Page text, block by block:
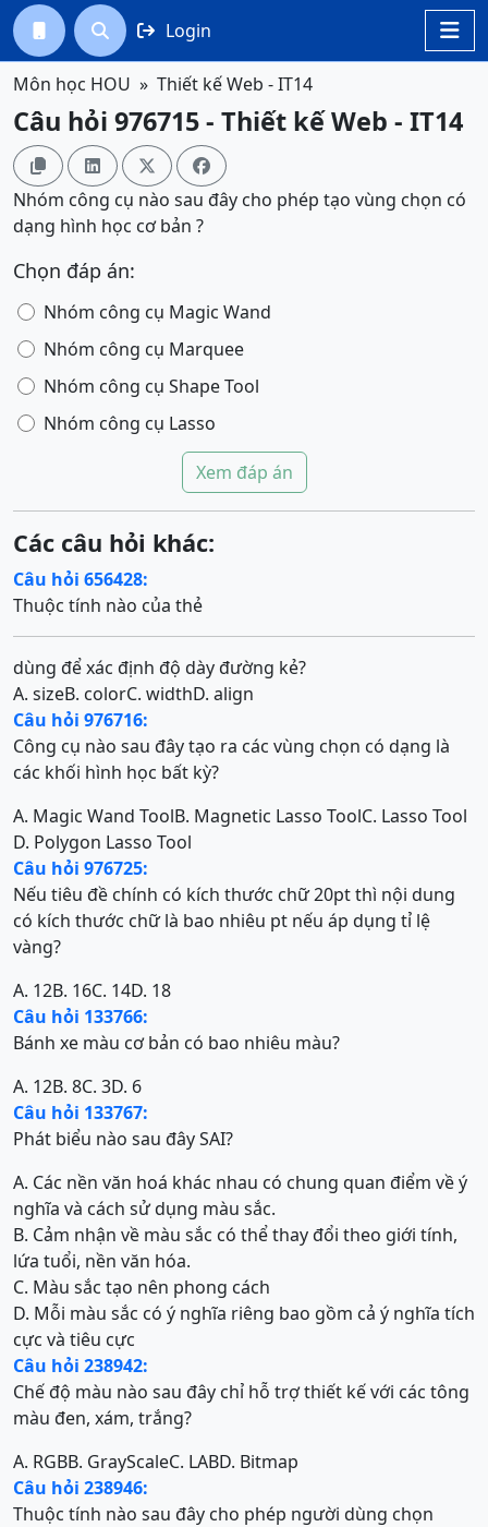

  Login
Môn học HOU Thiết kế Web - IT14
Câu hỏi 976715 - Thiết kế Web - IT14
   
Nhóm công cụ nào sau đây cho phép tạo vùng chọn có
dạng hình học cơ bản ?
Chọn đáp án:
Nhóm công cụ Magic Wand
Nhóm công cụ Marquee
Nhóm công cụ Shape Tool
Nhóm công cụ Lasso
Xem đáp án
Các câu hỏi khác:
Câu hỏi 656428:
Thuộc tính nào của thẻ
dùng để xác định độ dày đường kẻ?
A. sizeB. colorC. widthD. align
Câu hỏi 976716:
Công cụ nào sau đây tạo ra các vùng chọn có dạng là
các khối hình học bất kỳ?
A. Magic Wand ToolB. Magnetic Lasso ToolC. Lasso Tool
D. Polygon Lasso Tool
Câu hỏi 976725:
Nếu tiêu đề chính có kích thước chữ 20pt thì nội dung
có kích thước chữ là bao nhiêu pt nếu áp dụng tỉ lệ
vàng?
A. 12B. 16C. 14D. 18
Câu hỏi 133766:
Bánh xe màu cơ bản có bao nhiêu màu?
A. 12B. 8C. 3D. 6
Câu hỏi 133767:
Phát biểu nào sau đây SAI?
A. Các nền văn hoá khác nhau có chung quan điểm về ý
nghĩa và cách sử dụng màu sắc.
B. Cảm nhận về màu sắc có thể thay đổi theo giới tính,
lứa tuổi, nền văn hóa.
C. Màu sắc tạo nên phong cách
D. Mỗi màu sắc có ý nghĩa riêng bao gồm cả ý nghĩa tích
cực và tiêu cực
Câu hỏi 238942:
Chế độ màu nào sau đây chỉ hỗ trợ thiết kế với các tông
màu đen, xám, trắng?
A. RGBB. GrayScaleC. LABD. Bitmap
Câu hỏi 238946:
Thuộc tính nào sau đây cho phép người dùng chọn